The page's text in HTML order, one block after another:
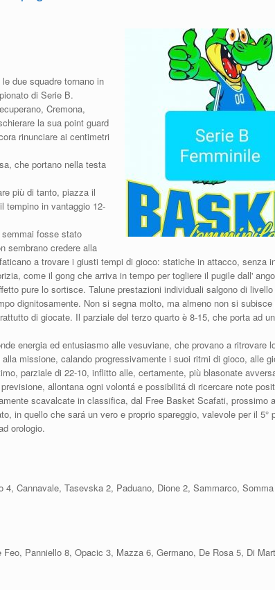
due squadre tornano in
di Serie B.
Cremona,
la sua point guard
rinunciare ai centimetri
che portano nella testa
più di tanto, piazza il
tempino in vantaggio 12-
fosse stato
sembrano credere alla
a trovare i giusti tempi di gioco: statiche in attacco, senza
come il gong che arriva in tempo per togliere il pugile dall'
pure lo sortisce. Talune prestazioni individuali salgono di
dignitosamente. Non si segna molto, ma almeno non si subisce
di giocate. Il parziale del terzo quarto è 8-15, che porta ad
energia ed entusiasmo alle vesuviane, che provano a ritrovare
missione, calando progressivamente i suoi ritmi di gioco, alle
parziale di 22-10, inflitto alle, certamente, più blasonate
allontana ogni volontá e possibilitá di ricercare note
scavalcate in classifica, dal Free Basket Scafati, prossimo
in quello che sará un vero e proprio spareggio, valevole per il 5°
orologio.
Cannavale, Tasevska 2, Paduano, Dione 2, Sammarco,
Panniello 8, Opacic 3, Mazza 6, Germano, De Rosa 5, Di